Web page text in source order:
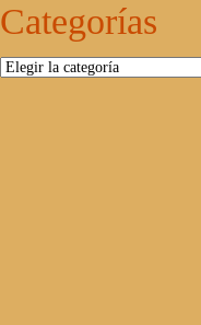
Categorías
Categorías